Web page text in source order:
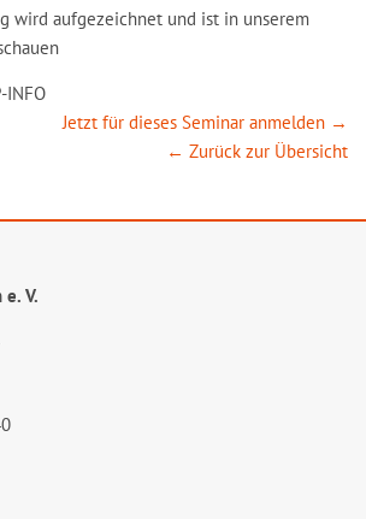
wird aufgezeichnet und ist in unserem
INFO
Jetzt für dieses Seminar anmelden →
← Zurück zur Übersicht
V.